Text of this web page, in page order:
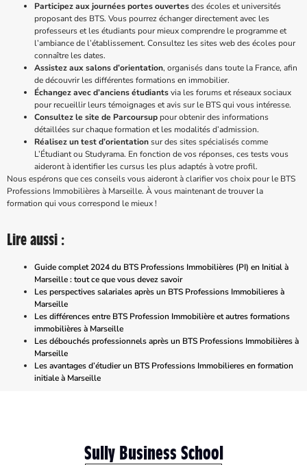
Participez aux journées portes ouvertesdes écoles et universités
proposant des BTS. Vous pourrez échanger directement avec les
professeurs et les étudiants pour mieux comprendre le programme et
l’ambiance de l’établissement. Consultez les sites web des écoles pour
connaître les dates.
Assistez aux salons d’orientation, organisés dans toute la France, afin
de découvrir les différentes formations en immobilier.
Échangez avec d’anciens étudiantsvia les forums et réseaux sociaux
pour recueillir leurs témoignages et avis sur le BTS qui vous intéresse.
Consultez le site de Parcoursup pour obtenir des informations
détaillées sur chaque formation et les modalités d’admission.
Réalisez un test d’orientationsur des sites spécialisés comme
L’Étudiant ou Studyrama. En fonction de vos réponses, ces tests vous
aideront à identifier les cursus les plus adaptés à votre profil.
Nous espérons que ces conseils vous aideront à clarifier vos choix pour le BTS
Professions Immobilières à Marseille. À vous maintenant de trouver la
formation qui vous correspond le mieux !
Lire aussi :
Guide complet 2024 du BTS Professions Immobilières (PI) en Initial à
Marseille : tout ce que vous devez savoir
Les perspectives salariales après un BTS Professions Immobilieres à
Marseille
Les différences entre BTS Profession Immobilière et autres formations
immobilières à Marseille
Les débouchés professionnels après un BTS Professions Immobilières à
Marseille
Les avantages d’étudier un BTS Professions Immobilieres en formation
initiale à Marseille
Sully Business School